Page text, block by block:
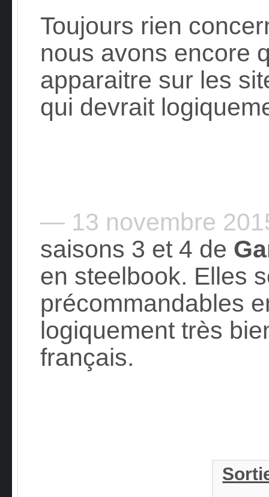
Toujours rien
nous avons encore
apparaitre sur les
qui devrait
— 13 novembre
saisons 3 et 4 de
en steelbook. Elles
précommandables
logiquement très
français.